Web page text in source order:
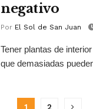
negativo
Por El Sol de San Juan
Tener plantas de
que demasiadas
1 2